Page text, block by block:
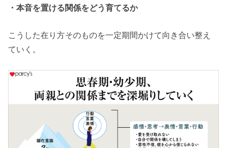
・本音を置ける関係をどう育てるか
こうした在り方そのものを一定期間かけて向き合い整え
ていく。